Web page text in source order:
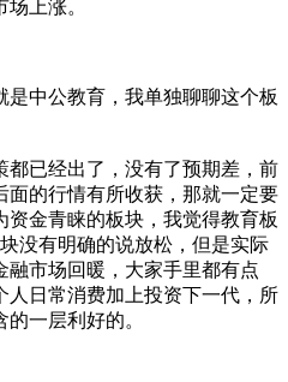
上涨。
中公教育，我单独聊聊这个板
都已经出了，没有了预期差，前
面的行情有所收获，那就一定要
金青睐的板块，我觉得教育板
没有明确的说放松，但是实际
融市场回暖，大家手里都有点
人日常消费加上投资下一代，所
一层利好的。